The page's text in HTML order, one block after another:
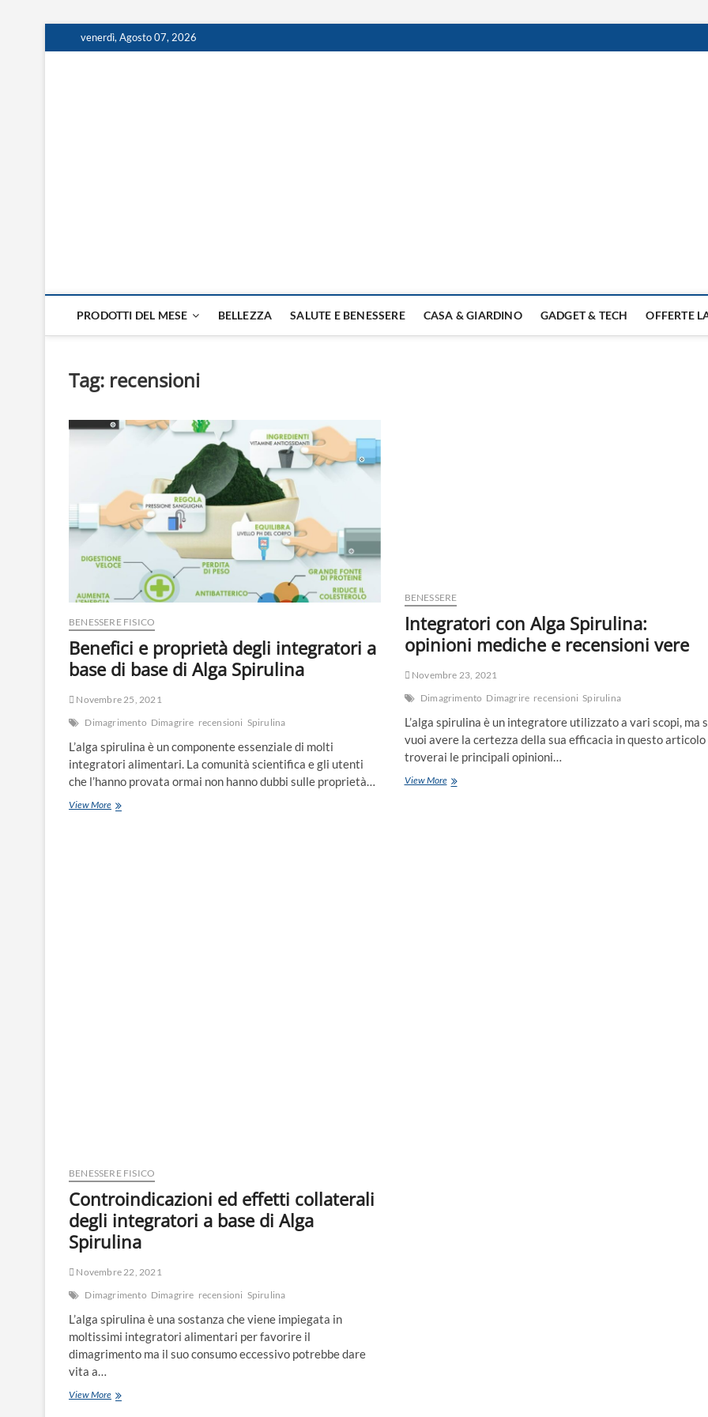
venerdì, Agosto 07, 2026
PRODOTTI DEL MESE BELLEZZA SALUTE E BENESSERE CASA & GIARDINO GADGET & TECH OFFERTE
Tag: recensioni
BENESSERE FISICO
Benefici e proprietà degli integratori a
base di base di Alga Spirulina
Novembre 25, 2021
Dimagrimento Dimagrire recensioni Spirulina
L’alga spirulina è un componente essenziale di molti
integratori alimentari. La comunità scientifica e gli utenti
che l’hanno provata ormai non hanno dubbi sulle proprietà…
View More
BENESSERE
Integratori con Alga Spirulina:
opinioni mediche e recensioni vere
Novembre 23, 2021
Dimagrimento Dimagrire recensioni Spirulina
L’alga spirulina è un integratore utilizzato a vari scopi, ma
vuoi avere la certezza della sua efficacia in questo articolo
troverai le principali opinioni…
View More
BENESSERE FISICO
Controindicazioni ed effetti collaterali
degli integratori a base di Alga
Spirulina
Novembre 22, 2021
Dimagrimento Dimagrire recensioni Spirulina
L’alga spirulina è una sostanza che viene impiegata in
moltissimi integratori alimentari per favorire il
dimagrimento ma il suo consumo eccessivo potrebbe dare
vita a…
View More